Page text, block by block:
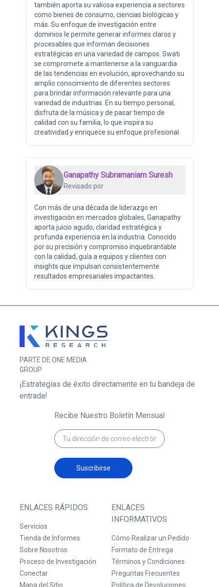
también aporta su valiosa experiencia a sectores
como bienes de consumo, ciencias biológicas y
más. Su enfoque de investigación entre
dominios le permite generar informes claros y
procesables que informan decisiones
estratégicas en una variedad de campos. Swati
se compromete a mantenerse a la vanguardia
de las tendencias en evolución, aprovechando su
amplio conocimiento de diferentes sectores
para brindar información relevante para una
variedad de industrias. En su tiempo personal,
disfruta de la música y de pasar tiempo de
calidad con su familia, lo que inspira su
creatividad y enriquece su enfoque profesional.
Ganapathy Subramaniam Suresh
Revisado por
Con más de una década de liderazgo en
investigación en mercados globales, Ganapathy
aporta juicio agudo, claridad estratégica y
profunda experiencia en la industria. Conocido
por su precisión y compromiso inquebrantable
con la calidad, guía a equipos y clientes con
insights que impulsan consistentemente
resultados empresariales impactantes.
PARTE DE ONE MEDIA
GROUP
ENLACES RÁPIDOS
Servicios
Tienda de Informes
Sobre Nosotros
Proceso de Investigación
Conectar
Mapa del Sitio
ENLACES
INFORMATIVOS
Cómo Realizar un Pedido
Formato de Entrega
Términos y Condiciones
Preguntas Frecuentes
Política de Devoluciones
¡Estrategias de éxito directamente en tu bandeja de
entrada!
Recibe Nuestro Boletín Mensual
Suscribirse